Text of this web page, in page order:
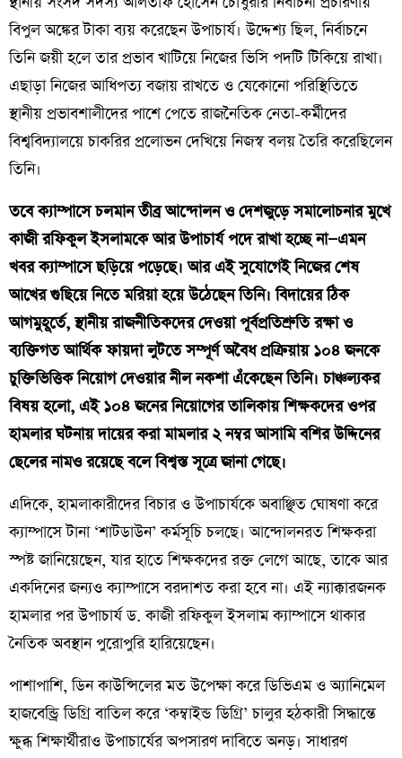
বিপুল অঙ্কের টাকা ব্যয় করেছেন উপাচার্য। উদ্দেশ্য ছিল, নির্বাচনে
তিনি জয়ী হলে তার প্রভাব খাটিয়ে নিজের ভিসি পদটি টিকিয়ে রাখা।
এছাড়া নিজের আধিপত্য বজায় রাখতে ও যেকোনো পরিস্থিতিতে
স্থানীয় প্রভাবশালীদের পাশে পেতে রাজনৈতিক নেতা-কর্মীদের
বিশ্ববিদ্যালয়ে চাকরির প্রলোভন দেখিয়ে নিজস্ব বলয় তৈরি করেছিলেন
তিনি।
তবে ক্যাম্পাসে চলমান তীব্র আন্দোলন ও দেশজুড়ে সমালোচনার মুখে
কাজী রফিকুল ইসলামকে আর উপাচার্য পদে রাখা হচ্ছে না—এমন
খবর ক্যাম্পাসে ছড়িয়ে পড়েছে। আর এই সুযোগেই নিজের শেষ
আখের গুছিয়ে নিতে মরিয়া হয়ে উঠেছেন তিনি। বিদায়ের ঠিক
আগমুহূর্তে, স্থানীয় রাজনীতিকদের দেওয়া পূর্বপ্রতিশ্রুতি রক্ষা ও
ব্যক্তিগত আর্থিক ফায়দা লুটতে সম্পূর্ণ অবৈধ প্রক্রিয়ায় ১০৪ জনকে
চুক্তিভিত্তিক নিয়োগ দেওয়ার নীল নকশা এঁকেছেন তিনি। চাঞ্চল্যকর
বিষয় হলো, এই ১০৪ জনের নিয়োগের তালিকায় শিক্ষকদের ওপর
হামলার ঘটনায় দায়ের করা মামলার ২ নম্বর আসামি বশির উদ্দিনের
ছেলের নামও রয়েছে বলে বিশ্বস্ত সূত্রে জানা গেছে।
​এদিকে, হামলাকারীদের বিচার ও উপাচার্যকে অবাঞ্ছিত ঘোষণা করে
ক্যাম্পাসে টানা ‘শাটডাউন’ কর্মসূচি চলছে। আন্দোলনরত শিক্ষকরা
স্পষ্ট জানিয়েছেন, যার হাতে শিক্ষকদের রক্ত লেগে আছে, তাকে আর
একদিনের জন্যও ক্যাম্পাসে বরদাশত করা হবে না। এই ন্যাক্কারজনক
হামলার পর উপাচার্য ড. কাজী রফিকুল ইসলাম ক্যাম্পাসে থাকার
নৈতিক অবস্থান পুরোপুরি হারিয়েছেন।
​পাশাপাশি, ডিন কাউন্সিলের মত উপেক্ষা করে ডিভিএম ও অ্যানিমেল
হাজবেন্ড্রি ডিগ্রি বাতিল করে ‘কম্বাইন্ড ডিগ্রি’ চালুর হঠকারী সিদ্ধান্তে
ক্ষুব্ধ শিক্ষার্থীরাও উপাচার্যের অপসারণ দাবিতে অনড়। সাধারণ